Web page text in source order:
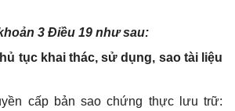
3 Điều 19 như sau:
tục khai thác, sử dụng, sao tài liệu
cấp bản sao chứng thực lưu trữ: